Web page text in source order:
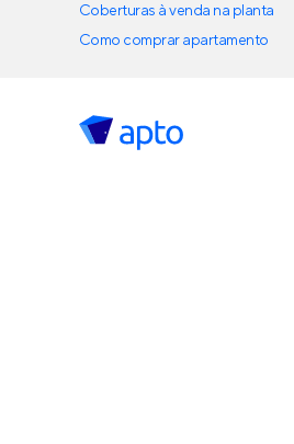
Coberturas à venda na planta
Como comprar apartamento